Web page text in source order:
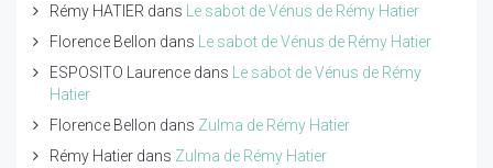
Rémy HATIER dans Le sabot de Vénus de Rémy Hatier
Florence Bellon dans Le sabot de Vénus de Rémy Hatier
ESPOSITO Laurence dans Le sabot de Vénus de Rémy
Hatier
Florence Bellon dans Zulma de Rémy Hatier
Rémy Hatier dans Zulma de Rémy Hatier